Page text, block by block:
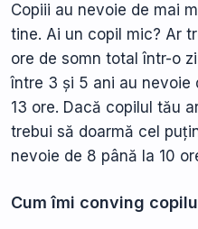
Copiii au nevoie de mai
tine. Ai un copil mic? Ar
ore de somn total într-o
între 3 și 5 ani au nevoie
13 ore. Dacă copilul tău
trebui să doarmă cel
nevoie de 8 până la 10
Cum îmi conving